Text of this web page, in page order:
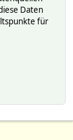
Daten
für